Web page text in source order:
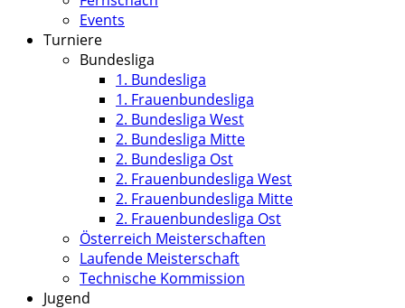
Events
Turniere
Bundesliga
1. Bundesliga
1. Frauenbundesliga
2. Bundesliga West
2. Bundesliga Mitte
2. Bundesliga Ost
2. Frauenbundesliga West
2. Frauenbundesliga Mitte
2. Frauenbundesliga Ost
Österreich Meisterschaften
Laufende Meisterschaft
Technische Kommission
Jugend